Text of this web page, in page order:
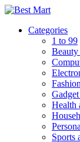
Skip
contentCategories
1 to 99
Fashion
Health
Sports